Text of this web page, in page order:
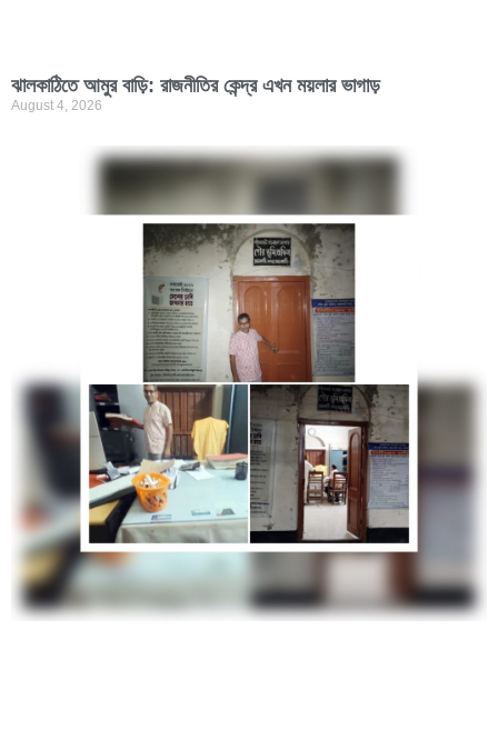
ঝালকাঠিতে আমুর বাড়ি: রাজনীতির কেন্দ্র এখন ময়লার ভাগাড়
August 4, 2026